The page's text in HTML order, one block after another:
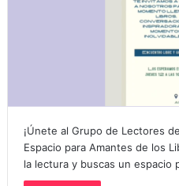
¡Únete al Grupo de Lectores
Espacio para Amantes de los
la lectura y buscas un espacio